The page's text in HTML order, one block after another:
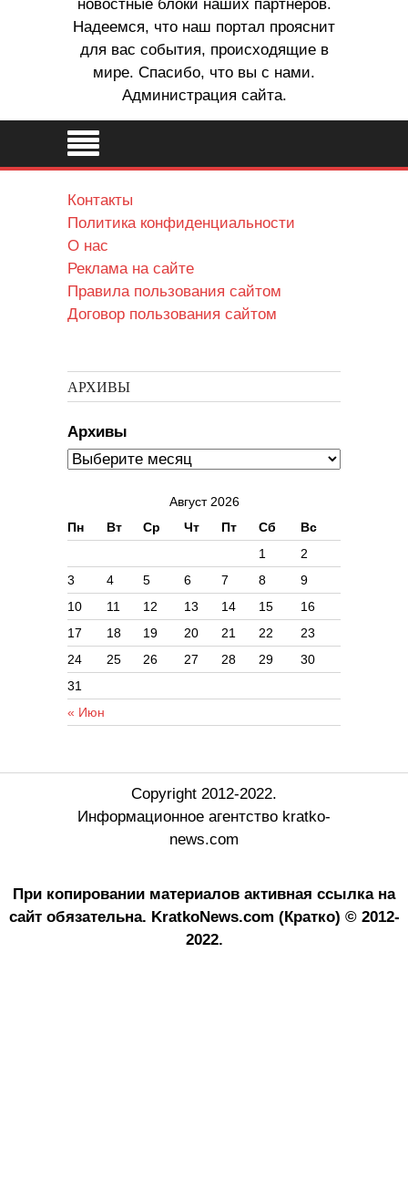
новостные блоки наших партнеров.
Надеемся, что наш портал прояснит
для вас события, происходящие в
мире. Спасибо, что вы с нами.
Администрация сайта.
Контакты
Политика конфиденциальности
О нас
Реклама на сайте
Правила пользования сайтом
Договор пользования сайтом
АРХИВЫ
Архивы
Август 2026
Пн
Вт Ср Чт Пт Сб Вс
« Июн
1
2
3
4 5 6 7 8
9
10
11 12 13 14 15
16
17
18 19 20 21 22
23
24
25 26 27 28 29
30
31
Copyright 2012-2022.
Информационное агентство kratko-
news.com
При копировании материалов активная ссылка на
сайт обязательна. KratkoNews.com (Кратко) © 2012-
2022.